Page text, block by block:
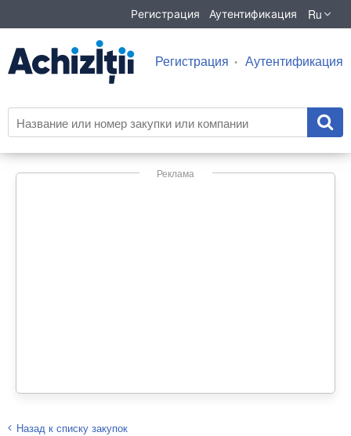
Регистрация Аутентификация Ru
Регистрация Аутентификация
Реклама
Назад к списку закупок